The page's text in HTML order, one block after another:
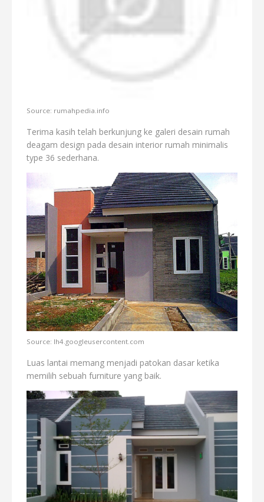
Source: rumahpedia.info
Terima kasih telah berkunjung ke galeri desain rumah
deagam design pada desain interior rumah minimalis
type 36 sederhana.
Source: lh4.googleusercontent.com
Luas lantai memang menjadi patokan dasar ketika
memilih sebuah furniture yang baik.